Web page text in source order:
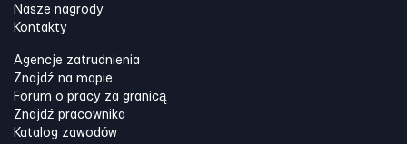
Nasze nagrody
Kontakty
Agencje zatrudnienia
Znajdź na mapie
Forum o pracy za granicą
Znajdź pracownika
Katalog zawodów